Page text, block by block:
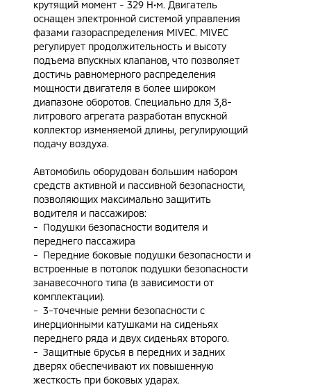
крутящий момент - 329 Н•м. Двигатель
оснащен электронной системой управления
фазами газораспределения MIVEC. MIVEC
регулирует продолжительность и высоту
подъема впускных клапанов, что позволяет
достичь равномерного распределения
мощности двигателя в более широком
диапазоне оборотов. Специально для 3,8-
литрового агрегата разработан впускной
коллектор изменяемой длины, регулирующий
подачу воздуха.
Автомобиль оборудован большим набором
средств активной и пассивной безопасности,
позволяющих максимально защитить
водителя и пассажиров:
- Подушки безопасности водителя и
переднего пассажира
- Передние боковые подушки безопасности и
встроенные в потолок подушки безопасности
занавесочного типа (в зависимости от
комплектации).
- 3-точечные ремни безопасности с
инерционными катушками на сиденьях
переднего ряда и двух сиденьях второго.
- Защитные брусья в передних и задних
дверях обеспечивают их повышенную
жесткость при боковых ударах.